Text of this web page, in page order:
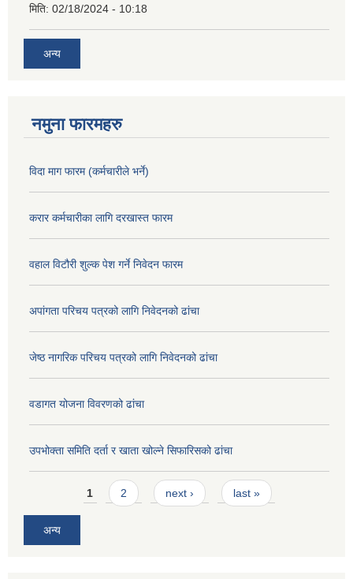
मिति: 02/18/2024 - 10:18
अन्य
नमुना फारमहरु
विदा माग फारम (कर्मचारीले भर्ने)
करार कर्मचारीका लागि दरखास्त फारम
वहाल विटौरी शुल्क पेश गर्ने निवेदन फारम
अपांगता परिचय पत्रको लागि निवेदनको ढांचा
जेष्ठ नागरिक परिचय पत्रको लागि निवेदनको ढांचा
वडागत योजना विवरणको ढांचा
उपभोक्ता समिति दर्ता र खाता खोल्ने सिफारिसको ढांचा
Pages1 2 next › last »
अन्य